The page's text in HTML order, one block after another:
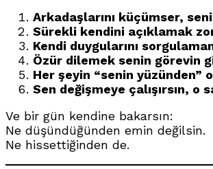
Arkadaşlarını küçümser, seni
Sürekli kendini açıklamak
Kendi duygularını
Özür dilemek senin görevin
Her şeyin “senin yüzünden”
Sen değişmeye çalışırsın,
Ve bir gün kendine bakarsın:
Ne düşündüğünden emin değilsin.
Ne hissettiğinden de.